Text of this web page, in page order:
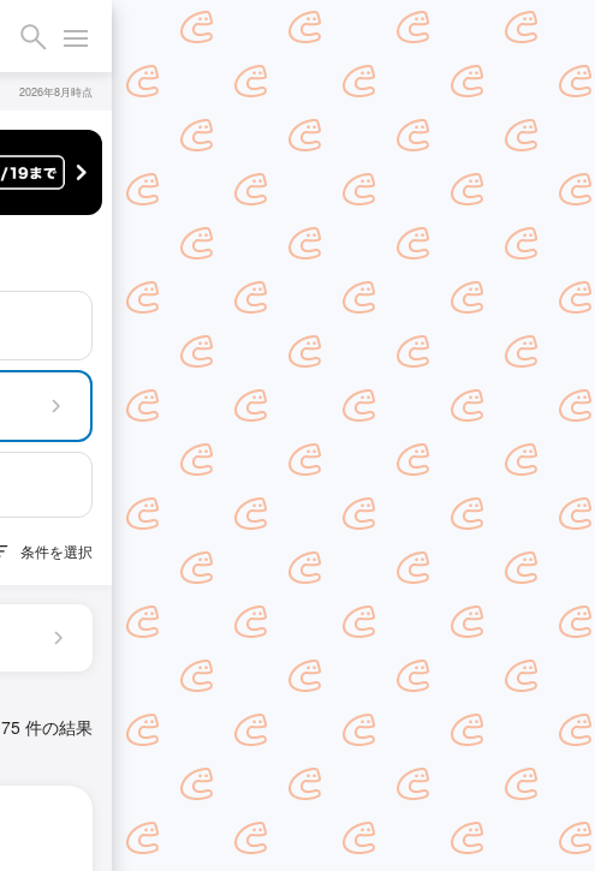
2026年8月時点
条件を選択
75 件の結果